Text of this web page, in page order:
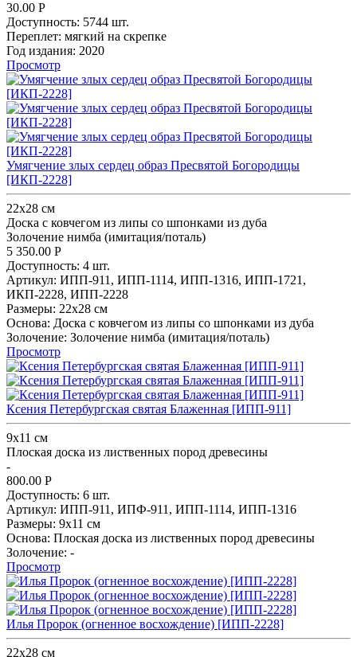
30.00 Р
Доступность: 5744 шт.
Переплет: мягкий на скрепке
Год издания: 2020
Просмотр
Умягчение злых сердец образ Пресвятой Богородицы
[ИКП-2228]
22х28 см
Доска с ковчегом из липы со шпонками из дуба
Золочение нимба (имитация/поталь)
5 350.00 Р
Доступность: 4 шт.
Артикул: ИПП-911, ИПП-1114, ИПП-1316, ИПП-1721,
ИКП-2228, ИПП-2228
Размеры: 22х28 см
Основа: Доска с ковчегом из липы со шпонками из дуба
Золочение: Золочение нимба (имитация/поталь)
Просмотр
Ксения Петербургская святая Блаженная [ИПП-911]
9х11 см
Плоская доска из лиственных пород древесины
-
800.00 Р
Доступность: 6 шт.
Артикул: ИПП-911, ИПФ-911, ИПП-1114, ИПП-1316
Размеры: 9х11 см
Основа: Плоская доска из лиственных пород древесины
Золочение: -
Просмотр
Илья Пророк (огненное восхождение) [ИПП-2228]
22х28 см